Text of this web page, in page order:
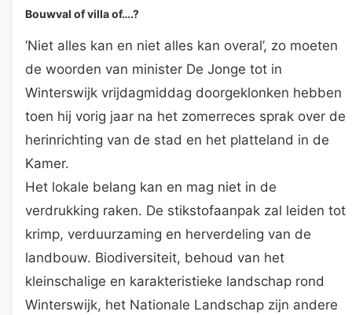
Bouwval of villa of….?
‘Niet alles kan en niet alles kan overal’, zo moeten
de woorden van minister De Jonge tot in
Winterswijk vrijdagmiddag doorgeklonken hebben
toen hij vorig jaar na het zomerreces sprak over de
herinrichting van de stad en het platteland in de
Kamer.
Het lokale belang kan en mag niet in de
verdrukking raken. De stikstofaanpak zal leiden tot
krimp, verduurzaming en herverdeling van de
landbouw. Biodiversiteit, behoud van het
kleinschalige en karakteristieke landschap rond
Winterswijk, het Nationale Landschap zijn andere